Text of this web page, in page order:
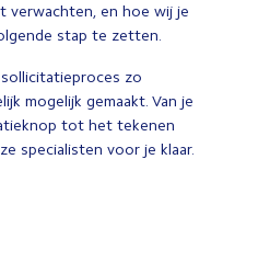
verwachten, en hoe wij je
stap te zetten.
zo
mogelijk gemaakt. Van je
tot het tekenen
specialisten voor je klaar.